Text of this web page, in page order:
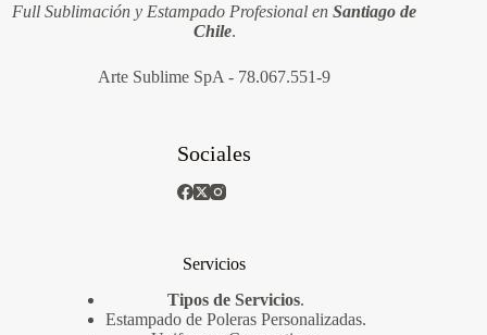
Full Sublimación y Estampado Profesional enSantiago de
Chile.
Arte Sublime SpA - 78.067.551-9
Sociales
Servicios
Tipos de Servicios.
Estampado de Poleras Personalizadas.